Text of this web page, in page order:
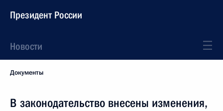
Президент России
Новости
Документы
В законодательство внесены изменения,